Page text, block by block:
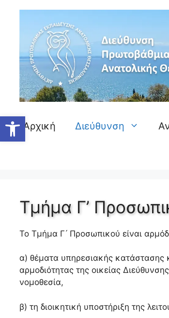
Ανοίξτε τη γραμμή εργαλείων
Αρχική Διεύθυνση
Τμήμα Γ’
Το Τμήμα Γ ́ Προσωπικού είναι
α) θέματα υπηρεσιακής κατάστασης
αρμοδιότητας της οικείας
νομοθεσία,
β) τη διοικητική υποστήριξη της